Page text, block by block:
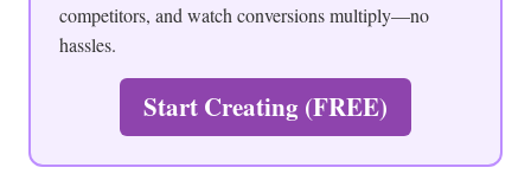
competitors, and watch conversions multiply—no
hassles.
Start Creating (FREE)